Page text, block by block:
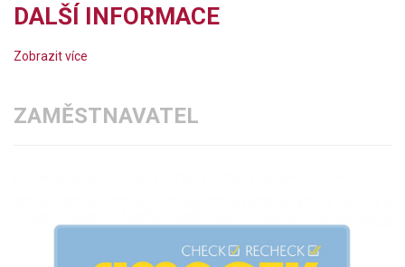
DALŠÍ INFORMACE
Zobrazit více
ZAMĚSTNAVATEL